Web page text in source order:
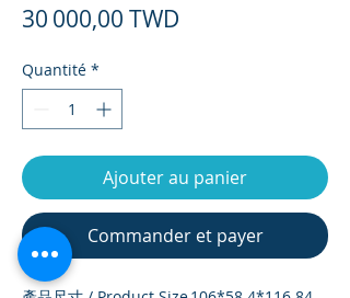
30 000,00 TWD
Quantité *
Ajouter au panier
Commander et payer